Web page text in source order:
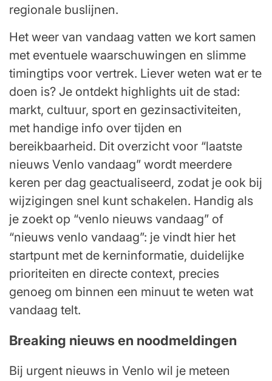
regionale buslijnen.
Het weer van vandaag vatten we kort samen
met eventuele waarschuwingen en slimme
timingtips voor vertrek. Liever weten wat er te
doen is? Je ontdekt highlights uit de stad:
markt, cultuur, sport en gezinsactiviteiten,
met handige info over tijden en
bereikbaarheid. Dit overzicht voor “laatste
nieuws Venlo vandaag” wordt meerdere
keren per dag geactualiseerd, zodat je ook bij
wijzigingen snel kunt schakelen. Handig als
je zoekt op “venlo nieuws vandaag” of
“nieuws venlo vandaag”: je vindt hier het
startpunt met de kerninformatie, duidelijke
prioriteiten en directe context, precies
genoeg om binnen een minuut te weten wat
vandaag telt.
Breaking nieuws en noodmeldingen
Bij urgent nieuws in Venlo wil je meteen